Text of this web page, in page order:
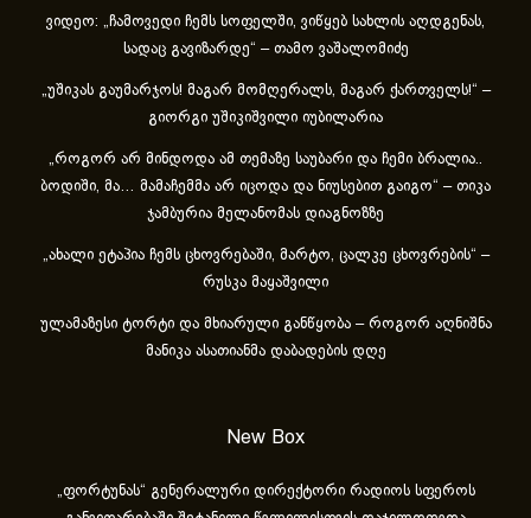
ვიდეო: „ჩამოვედი ჩემს სოფელში, ვიწყებ სახლის აღდგენას,
სადაც გავიზარდე“ – თამო ვაშალომიძე
„უშიკას გაუმარჯოს! მაგარ მომღერალს, მაგარ ქართველს!“ –
გიორგი უშიკიშვილი იუბილარია
„როგორ არ მინდოდა ამ თემაზე საუბარი და ჩემი ბრალია..
ბოდიში, მა… მამაჩემმა არ იცოდა და ნიუსებით გაიგო“ – თიკა
ჯამბურია მელანომას დიაგნოზზე
„ახა­ლი ეტა­პია ჩემს ცხოვ­რე­ბა­ში, მარ­ტო, ცალ­კე ცხოვ­რე­ბის“ –
რუსკა მაყაშვილი
ულამაზესი ტორტი და მხიარული განწყობა – როგორ აღნიშნა
მანიკა ასათიანმა დაბადების დღე
New Box
„ფორტუნას“ გენერალური დირექტორი რადიოს სფეროს